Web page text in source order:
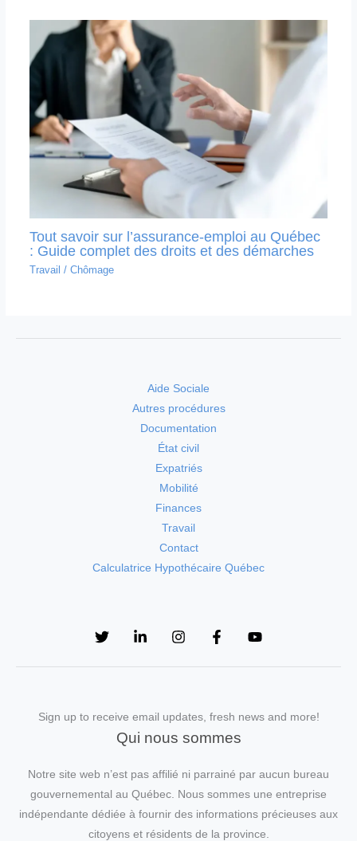
Tout savoir sur l’assurance-emploi au Québec
: Guide complet des droits et des démarches
Travail / Chômage
Aide Sociale
Autres procédures
Documentation
État civil
Expatriés
Mobilité
Finances
Travail
Contact
Calculatrice Hypothécaire Québec
Sign up to receive email updates, fresh news and more!
Qui nous sommes
Notre site web n’est pas affilié ni parrainé par aucun bureau
gouvernemental au Québec. Nous sommes une entreprise
indépendante dédiée à fournir des informations précieuses aux
citoyens et résidents de la province.